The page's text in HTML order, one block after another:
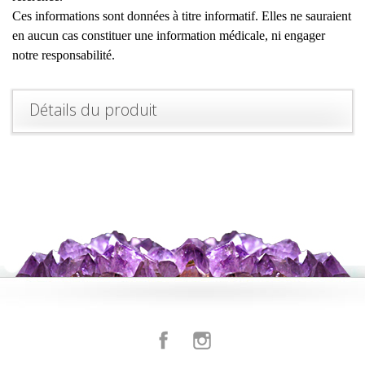
Ces informations sont données à titre informatif. Elles ne sauraient
en aucun cas constituer une information médicale, ni engager
notre responsabilité.
Détails du produit
Facebook